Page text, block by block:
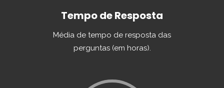
Tempo de Resposta
Média de tempo de resposta das
perguntas (em horas).